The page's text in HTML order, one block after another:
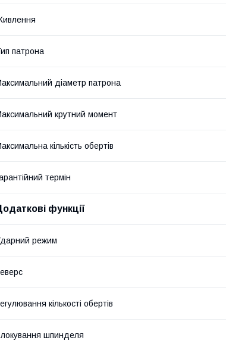
патрона
діаметр патрона
крутний момент
кількість обертів
термін
функції
режим
кількості обертів
шпинделя